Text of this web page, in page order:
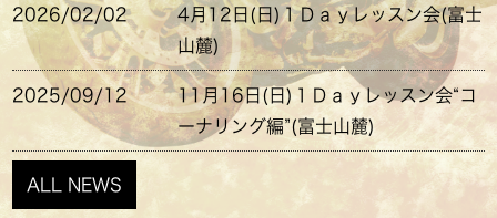
2026/02/02
4月12日(日)１Ｄａｙレッスン会(富士
山麓)
2025/09/12
11月16日(日)１Ｄａｙレッスン会“コ
ーナリング編”(富士山麓)
ALL NEWS